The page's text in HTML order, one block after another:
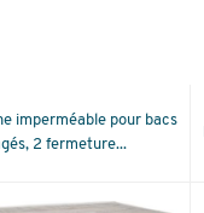
imperméable pour bacs
2 fermeture...